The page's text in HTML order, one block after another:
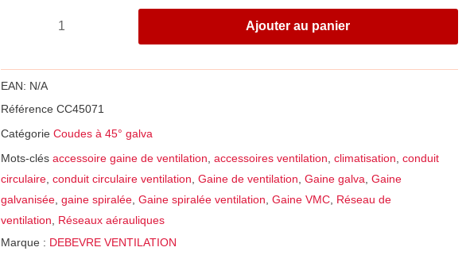
Ø
710
Ajouter au panier
EAN: N/A
RéférenceCC45071
Catégorie Coudes à 45° galva
Mots-clés accessoire gaine de ventilation ,accessoires ventilation ,climatisation ,conduit
circulaire ,conduit circulaire ventilation ,Gaine de ventilation ,Gaine galva ,Gaine
galvanisée ,gaine spiralée ,Gaine spiralée ventilation ,Gaine VMC Réseau de
ventilation
Réseaux aérauliques
Marque : DEBEVRE VENTILATION